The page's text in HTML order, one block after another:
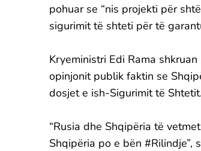
pohuar se “nis projekti për
sigurimit të shteti për të
Kryeministri Edi Rama
opinjonit publik faktin se
dosjet e ish-Sigurimit të Shtetit.
“Rusia dhe Shqipëria të
Shqipëria po e bën ‪#‎Rilindje”,